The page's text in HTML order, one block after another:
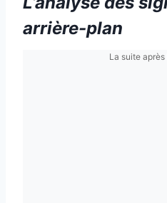
arrière-plan
La suite